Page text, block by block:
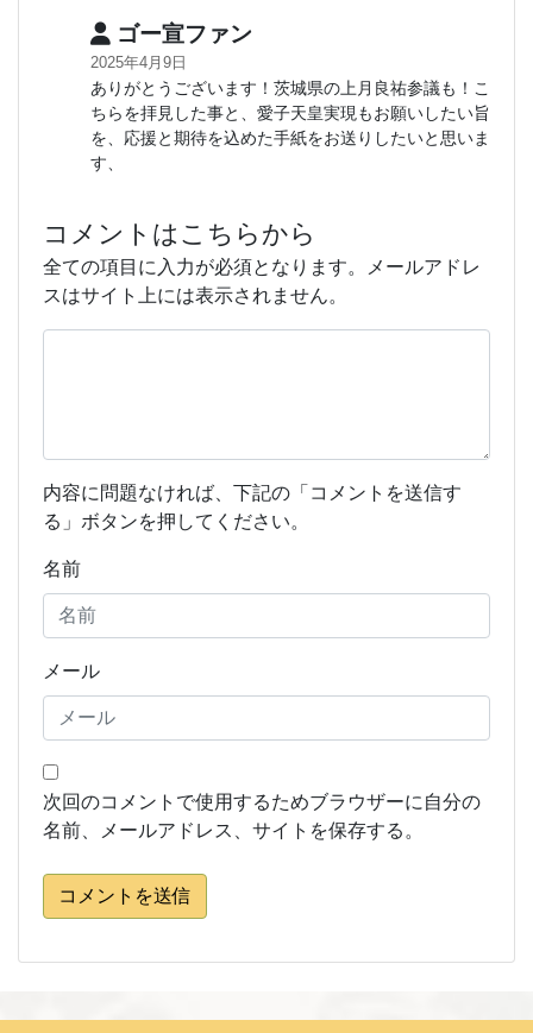
ゴー宣ファン
2025年4月9日
ありがとうございます！茨城県の上月良祐参議も！こ
ちらを拝見した事と、愛子天皇実現もお願いしたい旨
を、応援と期待を込めた手紙をお送りしたいと思いま
す、
コメントはこちらから
全ての項目に入力が必須となります。メールアドレ
スはサイト上には表示されません。
内容に問題なければ、下記の「コメントを送信す
る」ボタンを押してください。
名前
メール
次回のコメントで使用するためブラウザーに自分の
名前、メールアドレス、サイトを保存する。
コメントを送信